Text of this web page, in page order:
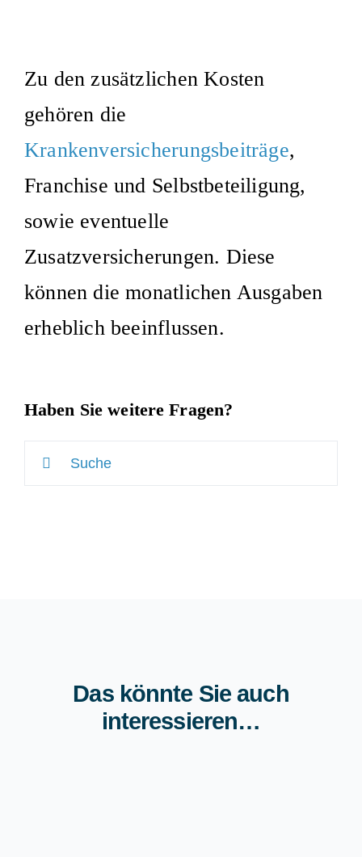
Zu den zusätzlichen Kosten
gehören die
Krankenversicherungsbeiträge,
Franchise und Selbstbeteiligung,
sowie eventuelle
Zusatzversicherungen. Diese
können die monatlichen Ausgaben
erheblich beeinflussen.
Haben Sie weitere Fragen?
nach:
Das könnte Sie auch
interessieren…